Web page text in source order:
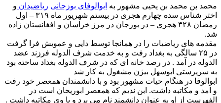
محمد بن محمد بن یحیی مشهور به ابوالوفای بوزجانی ریاضیدان و
اختر شناس سده چهارم هجری در بیستم شهریور ماه ۳۱۹ – اول
رمضان ۳۲۸ هجری – در بوزجان در مرز خراسان و افغانستان زاده
شد.
مقدمه های ریاضیات را در همانجا توسط دایی و عمویش فرا گرفت
در ۲۵ سالگی به بغداد رفت و به خدمت شرف الدوله فرزند عضد
الدوله در آمد . در رصد خانه ای که در شرف الدوله بغداد ساخته بود
به سرپرستی ابوسهل بیژن مشغول به کار شد
ابوالوفا در هنگام حیات مشهور بود و با دانشمندان همعصر خود رفت
و امد و مکاتبه داشت. ابن ندیم که همعصر ابوریحان است در
الفهرست از او به عنوان دانشمند نام می برد و با وی مکاتبه داشت .